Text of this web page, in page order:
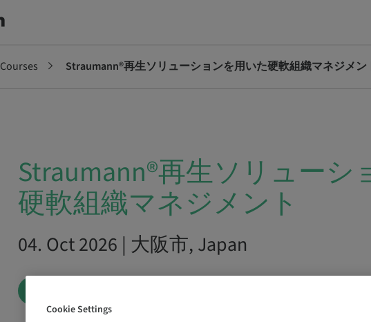
Courses Straumann®再生ソリューションを用いた硬軟組織マネジメン
Straumann®再生ソリューシ
硬軟組織マネジメント
04. Oct 2026 | 大阪市, Japan
Cookie Settings